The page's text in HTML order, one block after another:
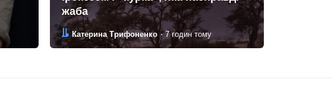
жаба
Автор:
Катерина Трифоненко
Дата: 7 годин тому